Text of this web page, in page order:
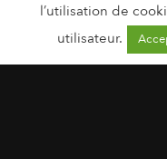
l’utilisation de
utilisateur.